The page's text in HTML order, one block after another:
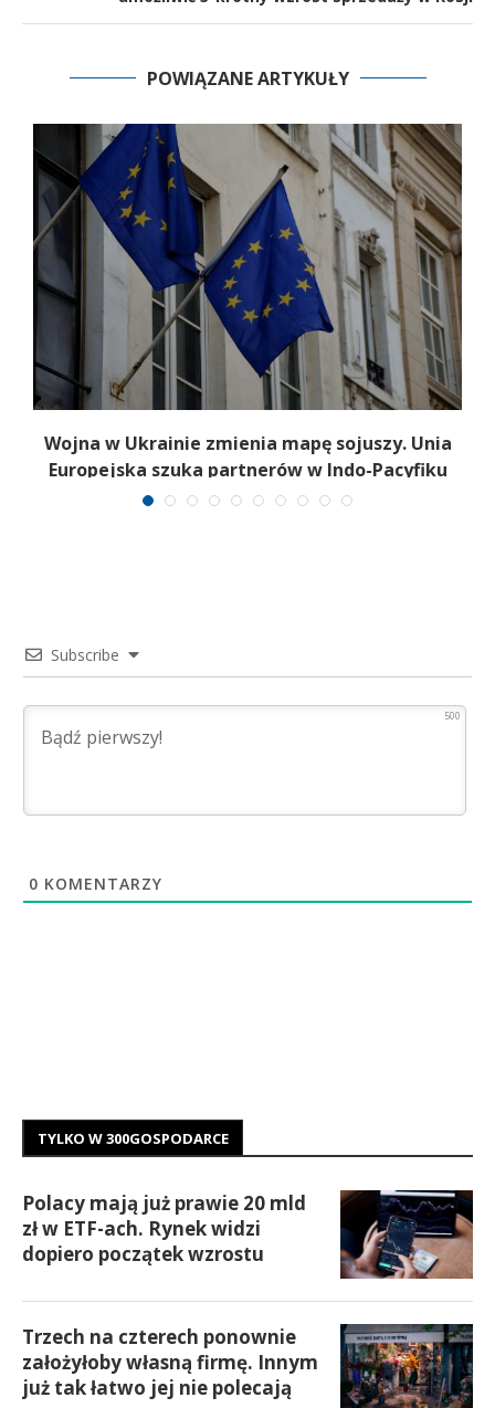
POWIĄZANE ARTYKUŁY
Wojna w Ukrainie zmienia mapę sojuszy. Unia
Europejska szuka partnerów w Indo-Pacyfiku
Subscribe
500
0 KOMENTARZY
TYLKO W 300GOSPODARCE
Polacy mają już prawie 20 mld
zł w ETF-ach. Rynek widzi
dopiero początek wzrostu
Trzech na czterech ponownie
założyłoby własną firmę. Innym
już tak łatwo jej nie polecają